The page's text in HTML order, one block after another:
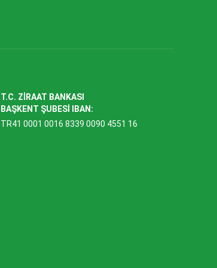
T.C. ZİRAAT BANKASI
BAŞKENT ŞUBESİ IBAN:
TR41 0001 0016 8339 0090 4551 16